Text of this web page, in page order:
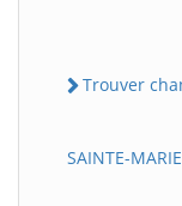
Trouver
SAINTE-MARIE